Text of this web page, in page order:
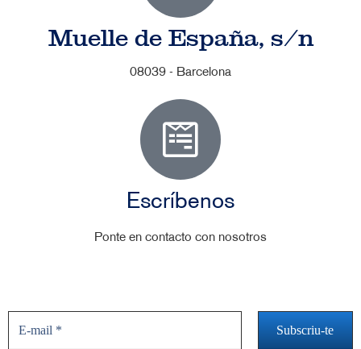
Muelle de España, s/n
08039 - Barcelona
Escríbenos
Ponte en contacto con nosotros